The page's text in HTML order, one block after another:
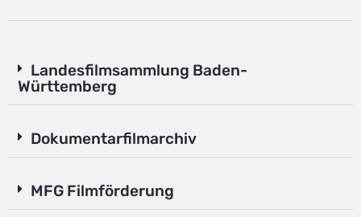
Landesfilmsammlung Baden-
Württemberg
Dokumentarfilmarchiv
MFG Filmförderung